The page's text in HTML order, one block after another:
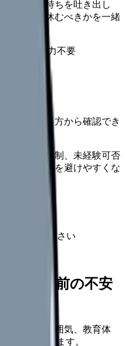
。今の気持ちを吐き出し
か、少し休むべきかを一緒
病院名は入力不要
条件と働き方から確認でき
務、教育体制、未経験可否
ミスマッチを避けやすくな
認してください
、応募前の不安
、職場の雰囲気、教育体
LPを設計します。